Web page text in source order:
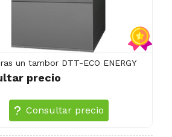
un tambor DTT-ECO ENERGY
precio
Consultar precio